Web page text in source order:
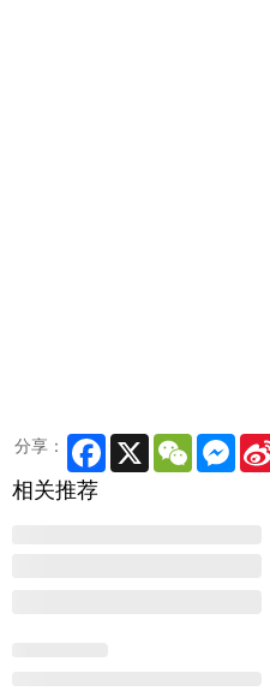
分享： Facebook
X WeChat
相关推荐